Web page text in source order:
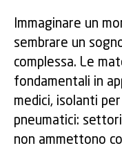
Immaginare un
sembrare un
complessa. Le
fondamentali in
medici, isolanti
pneumatici:
non ammettono